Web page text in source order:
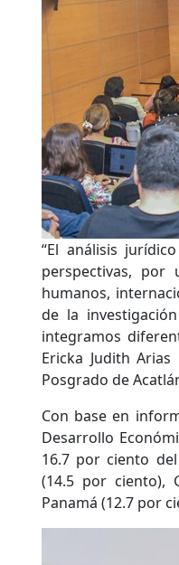
“El análisis
perspectivas,
humanos,
de la
integramos
Ericka Judith
Posgrado de
Con base en
Desarrollo
16.7 por ciento
(14.5 por ciento),
Panamá (12.7 por